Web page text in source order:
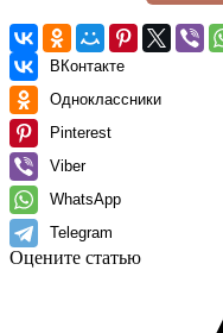
ВКонтакте
Одноклассники
Pinterest
Viber
WhatsApp
Telegram
Оцените статью